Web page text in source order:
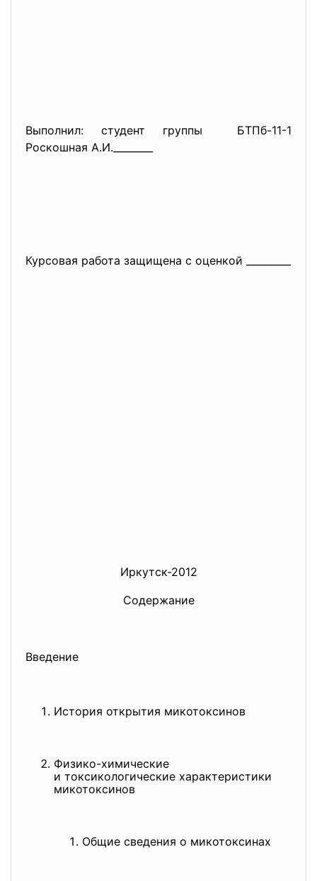
Выполнил: студент группы БТПб-11-1
Роскошная А.И.________
Курсовая работа защищена с оценкой _________
Иркутск-2012
Содержание
Введение
История открытия микотоксинов
Физико-химические
и токсикологические характеристики
микотоксинов
Общие сведения о микотоксинах